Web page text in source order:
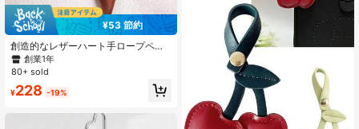
¥53 節約
創造的なレザーハート手ロープペン
ダント、繊細なPUラブペンダント、
小さな贈り物、衣料品アクセサリ
のバレンタインギフト
創業1年
80+ sold
¥228 -19%